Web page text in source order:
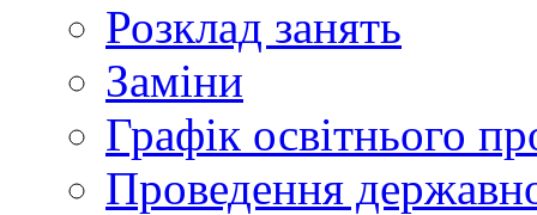
Розклад занять
Заміни
Графік освітнього
Проведення